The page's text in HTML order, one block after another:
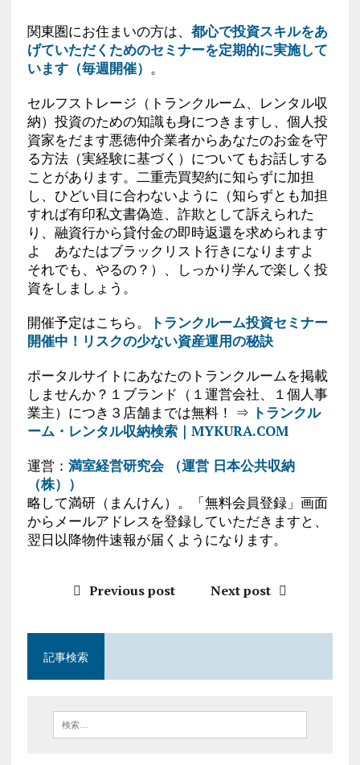
関東圏にお住まいの方は、 都心で投資スキルをあ
げていただくためのセミナーを定期的に実施して
います（毎週開催） 。
セルフストレージ（トランクルーム、レンタル収
納）投資のための知識も身につきますし、個人投
資家をだます悪徳仲介業者からあなたのお金を守
る方法（実経験に基づく）についてもお話しする
ことがあります。二重売買契約に知らずに加担
し、ひどい目に合わないように（知らずとも加担
すれば有印私文書偽造、詐欺として訴えられた
り、融資行から貸付金の即時返還を求められます
よ あなたはブラックリスト行きになりますよ
それでも、やるの？）、しっかり学んで楽しく投
資をしましょう。
開催予定はこちら。
トランクルーム投資セミナー
開催中！リスクの少ない資産運用の秘訣
ポータルサイトにあなたのトランクルームを掲載
しませんか？１ブランド（１運営会社、１個人事
業主）につき３店舗までは無料！ ⇒ トランクル
ーム・レンタル収納検索｜MYKURA.COM
運営： 満室経営研究会 （運営 日本公共収納
（株））
略して満研（まんけん）。「無料会員登録」画面
からメールアドレスを登録していただきますと、
翌日以降物件速報が届くようになります。
Previous post Next post
記事検索